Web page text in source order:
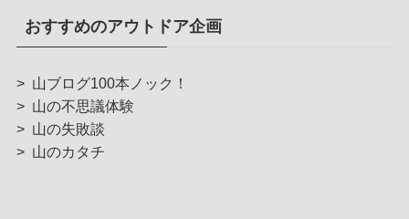
おすすめのアウトドア企画
> 山ブログ100本ノック！
> 山の不思議体験
> 山の失敗談
> 山のカタチ